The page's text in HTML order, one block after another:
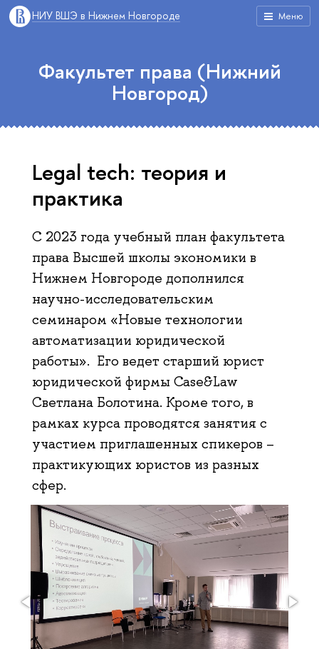
Меню
НИУ ВШЭ в Нижнем Новгороде
Факультет права (Нижний
Новгород)
Legal tech: теория и
практика
С 2023 года учебный план факультета
права Высшей школы экономики в
Нижнем Новгороде дополнился
научно-исследовательским
семинаром «Новые технологии
автоматизации юридической
работы». Его ведет старший юрист
юридической фирмы Case&Law
Светлана Болотина. Кроме того, в
рамках курса проводятся занятия с
участием приглашенных спикеров –
практикующих юристов из разных
сфер.